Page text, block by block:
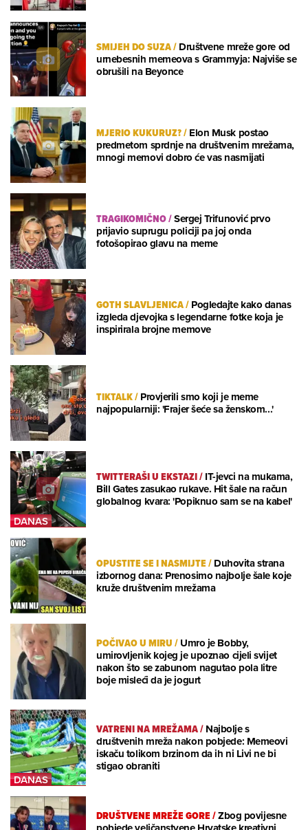
SMIJEH DO SUZA/Društvene mreže gore od
urnebesnih memeova s Grammyja: Najviše se
obrušili na Beyonce
MJERIO KUKURUZ?/Elon Musk postao
predmetom sprdnje na društvenim mrežama,
mnogi memovi dobro će vas nasmijati
TRAGIKOMIČNO/Sergej Trifunović prvo
prijavio suprugu policiji pa joj onda
fotošopirao glavu na meme
GOTH SLAVLJENICA/Pogledajte kako danas
izgleda djevojka s legendarne fotke koja je
inspirirala brojne memove
TIKTALK/Provjerili smo koji je meme
najpopularniji: 'Frajer šeće sa ženskom...'
TWITTERAŠI U EKSTAZI/IT-jevci na mukama,
Bill Gates zasukao rukave. Hit šale na račun
globalnog kvara: 'Popiknuo sam se na kabel'
OPUSTITE SE I NASMIJTE/Duhovita strana
izbornog dana: Prenosimo najbolje šale koje
kruže društvenim mrežama
POČIVAO U MIRU/Umro je Bobby,
umirovljenik kojeg je upoznao cijeli svijet
nakon što se zabunom nagutao pola litre
boje misleći da je jogurt
VATRENI NA MREŽAMA/Najbolje s
društvenih mreža nakon pobjede: Memeovi
iskaču tolikom brzinom da ih ni Livi ne bi
stigao obraniti
DRUŠTVENE MREŽE GORE/Zbog povijesne